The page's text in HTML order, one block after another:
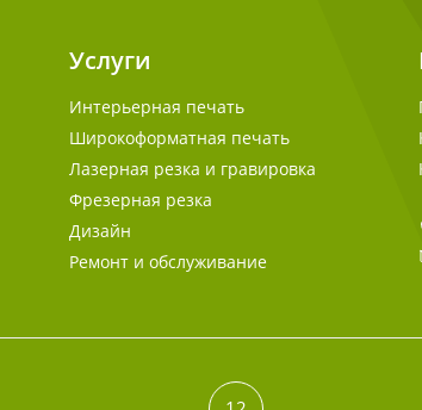
Услуги
Интерьерная печать
Широкоформатная печать
Лазерная резка и гравировка
Фрезерная резка
Дизайн
Ремонт и обслуживание